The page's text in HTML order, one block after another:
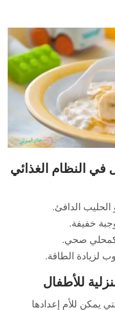
النظام الغذائي
الدافئ.
خفيفة.
كمحلي صحي.
لزيادة الطاقة.
للأطفال
يمكن للأم إعدادها